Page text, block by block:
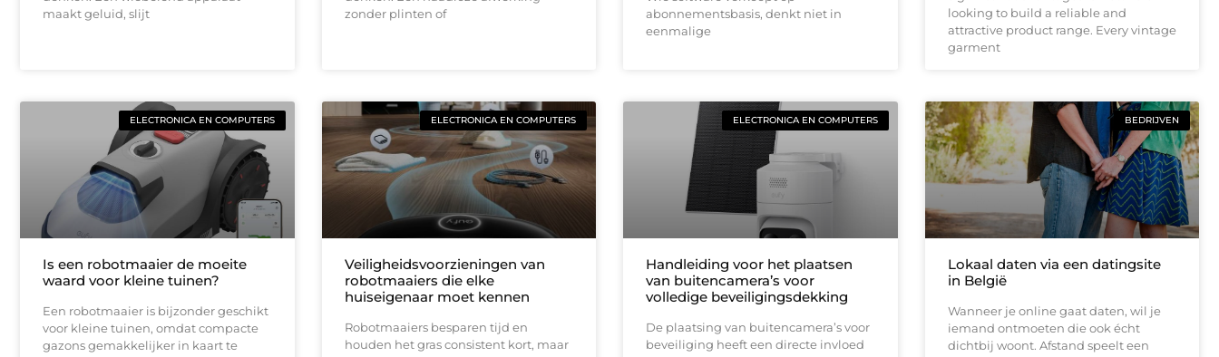
maakt geluid, slijt
zonder plinten of
abonnementsbasis, denkt niet in
eenmalige
looking to build a reliable and
attractive product range. Every vintage
garment
ELECTRONICA EN COMPUTERS
Is een robotmaaier de moeite
waard voor kleine tuinen?
Een robotmaaier is bijzonder geschikt
voor kleine tuinen, omdat compacte
gazons gemakkelijker in kaart te
ELECTRONICA EN COMPUTERS
Veiligheidsvoorzieningen van
robotmaaiers die elke
huiseigenaar moet kennen
Robotmaaiers besparen tijd en
houden het gras consistent kort, maar
ELECTRONICA EN COMPUTERS
Handleiding voor het plaatsen
van buitencamera’s voor
volledige beveiligingsdekking
De plaatsing van buitencamera’s voor
beveiliging heeft een directe invloed
BEDRIJVEN
Lokaal daten via een datingsite
in België
Wanneer je online gaat daten, wil je
iemand ontmoeten die ook écht
dichtbij woont. Afstand speelt een